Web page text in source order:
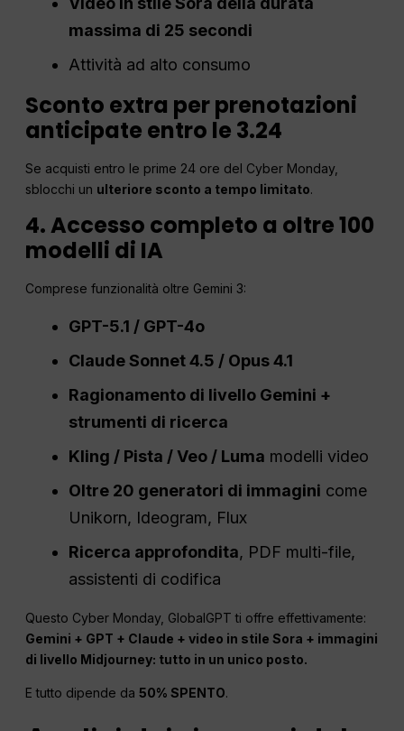
massima di 25 secondi
Attività ad alto consumo
Sconto extra per prenotazioni
anticipate entro le 3.24
Se acquisti entro le prime 24 ore del Cyber Monday,
sblocchi un ulteriore sconto a tempo limitato.
4. Accesso completo a oltre 100
modelli di IA
Comprese funzionalità oltre Gemini 3:
GPT-5.1 / GPT-4o
Claude Sonnet 4.5 / Opus 4.1
Ragionamento di livello Gemini +
strumenti di ricerca
Kling / Pista / Veo / Luma modelli video
Oltre 20 generatori di immagini come
Unikorn, Ideogram, Flux
Ricerca approfondita, PDF multi-file,
assistenti di codifica
Questo Cyber Monday, GlobalGPT ti offre effettivamente:
Gemini + GPT + Claude + video in stile Sora + immagini
di livello Midjourney: tutto in un unico posto.
E tutto dipende da50% SPENTO.